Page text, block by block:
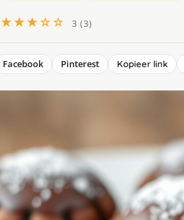
★★★☆☆ 3 (3)
Facebook Pinterest Kopieer link